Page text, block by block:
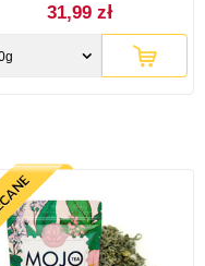
31,99 zł